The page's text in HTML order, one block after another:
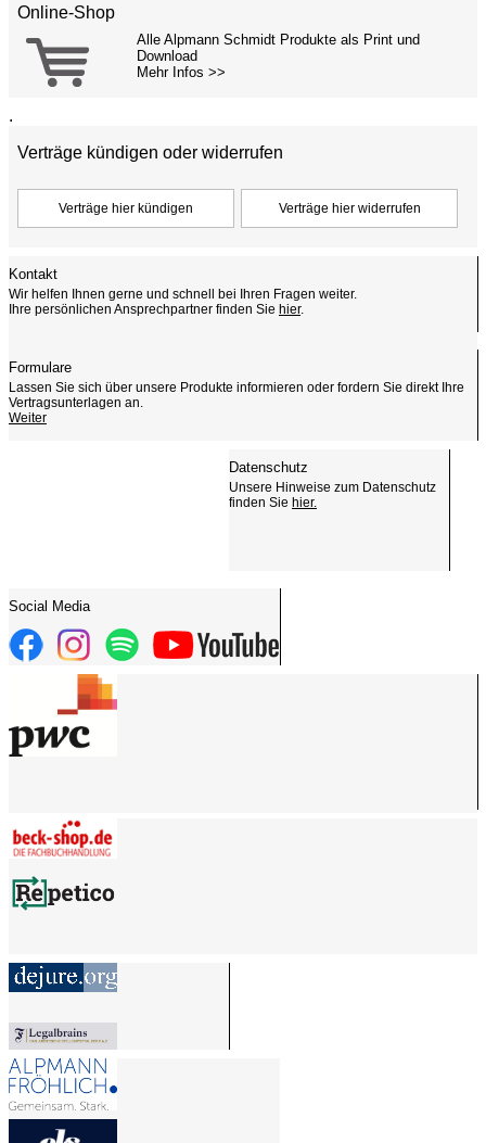
Online-Shop
Alle Alpmann Schmidt Produkte als Print und
Download
Mehr Infos >>
.
Verträge kündigen oder widerrufen
Kontakt
Wir helfen Ihnen gerne und schnell bei Ihren Fragen weiter.
Ihre persönlichen Ansprechpartner finden Sie hier.
Formulare
Lassen Sie sich über unsere Produkte informieren oder fordern Sie direkt Ihre
Vertragsunterlagen an.
Weiter
Datenschutz
Unsere Hinweise zum Datenschutz
finden Sie hier.
Social Media